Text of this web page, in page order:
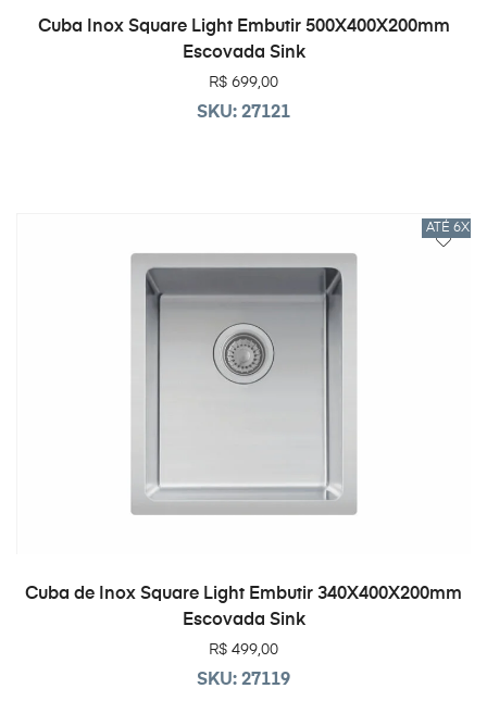
ADICIONAR AO CARRINHO
Cuba Inox Square Light Embutir 500X400X200mm
Escovada Sink
R$ 699,00
SKU: 27121
ATÉ 6X
ADICIONAR AO CARRINHO
Cuba de Inox Square Light Embutir 340X400X200mm
Escovada Sink
R$ 499,00
SKU: 27119